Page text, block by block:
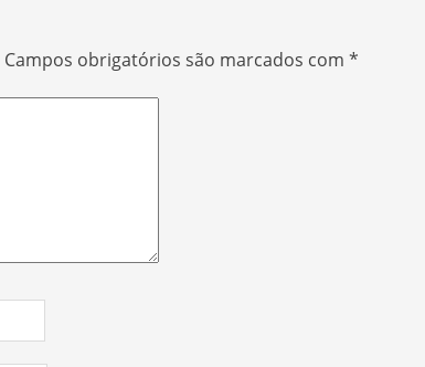
Campos obrigatórios são marcados com *